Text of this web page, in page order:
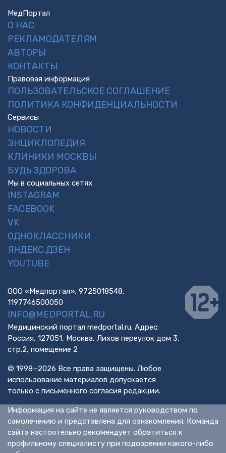
МедПортал
О НАС
РЕКЛАМОДАТЕЛЯМ
АВТОРЫ
КОНТАКТЫ
Правовая информация
ПОЛЬЗОВАТЕЛЬСКОЕ СОГЛАШЕНИЕ
ПОЛИТИКА КОНФИДЕНЦИАЛЬНОСТИ
Сервисы
НОВОСТИ
ЭНЦИКЛОПЕДИЯ
КЛИНИКИ МОСКВЫ
БУДЬ ЗДОРОВА
Мы в социальных сетях
INSTAGRAM
FACEBOOK
VK
ОДНОКЛАССНИКИ
ЯНДЕКС.ДЗЕН
YOUTUBE
ООО «Медпортал», 9725018548,
1197746500050
INFO@MEDPORTAL.RU
Медицинский портал medportal.ru. Адрес:
Россия, 127051, Москва, Лихов переулок дом 3,
стр.2, помещение 2
© 1998—2026 Все права защищены. Любое
использование материалов допускается
только с письменного согласия редакции.
Информация на сайте не является руководством по
самолечению и представлена для ознакомления. Команда
сайта настоятельно рекомендует обратиться к
профильному специалисту при подозрении какого-либо